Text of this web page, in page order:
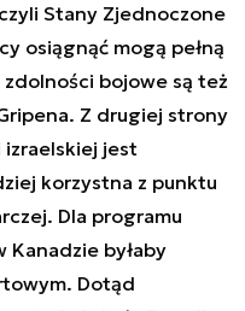
Stany Zjednoczone
osiągnąć mogą pełną
bojowe są też
Z drugiej strony
jest
korzystna z punktu
Dla programu
Kanadzie byłaby
Dotąd